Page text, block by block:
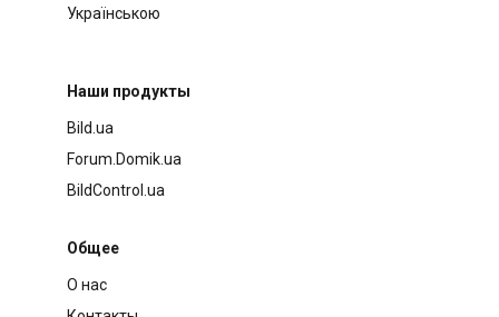
Українською
Наши продукты
Bild.ua
Forum.Domik.ua
BildControl.ua
Общее
О нас